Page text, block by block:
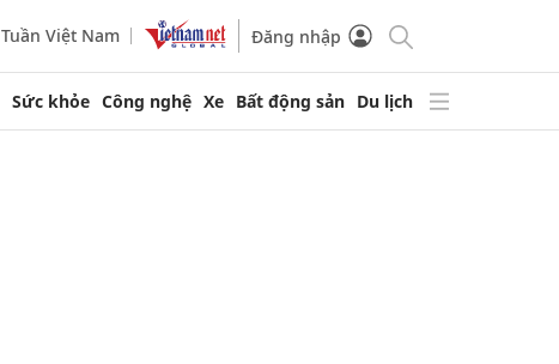
Tuần Việt Nam Đăng nhập
Sức khỏe Công nghệ Xe Bất động sản Du lịch